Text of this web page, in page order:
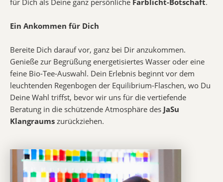
Ein Ankommen für Dich
Bereite Dich darauf vor, ganz bei Dir anzukommen.
Genieße zur Begrüßung energetisiertes Wasser oder eine
feine Bio-Tee-Auswahl. Dein Erlebnis beginnt vor dem
leuchtenden Regenbogen der Equilibrium-Flaschen, wo Du
Deine Wahl triffst, bevor wir uns für die vertiefende
Beratung in die schützende Atmosphäre des JaSu
Klangraums zurückziehen.